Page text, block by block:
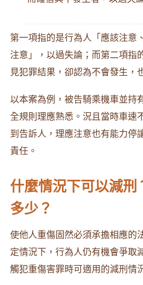
第一項指的是行為人「應該注意
注意」，以過失論；而第二項指
見犯罪結果，卻認為不會發生，
以本案為例，被告騎乘機車並持
全規則理應熟悉。況且當時車速
到告訴人，理應注意也有能力停
責任。
什麼情況下可以減刑
多少？
使他人重傷固然必須承擔相應的
定情況下，行為人仍有機會爭取
觸犯重傷害罪時可適用的減刑情